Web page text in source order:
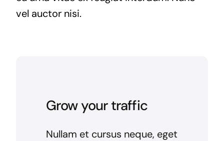
vel auctor nisi.
Grow your traffic
Nullam et cursus neque, eget